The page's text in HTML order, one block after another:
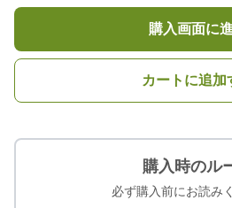
購入画面に
カートに追加
購入時のル
必ず購入前にお読み